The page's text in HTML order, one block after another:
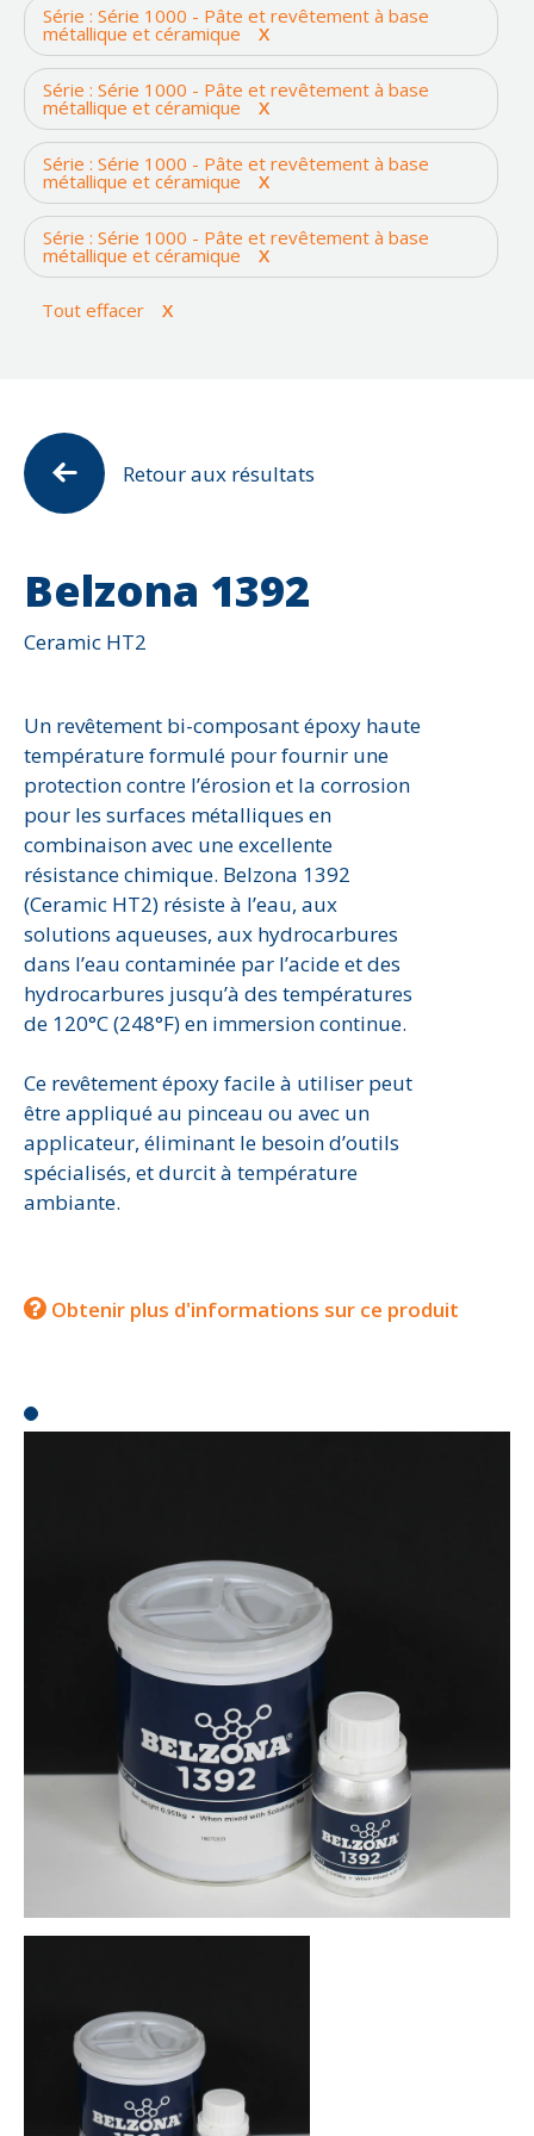
Éolienne
Équipements électriques
Machineries lourdes
Navires et structures maritimes
Pompes
Réservoirs
Rouleau de traction
Corrosion
Érosion
Fissure ou fuite
Impact
Joints d'expansion
Reconstruction du béton
Trou
Antidérapant
Attaques chimiques
Cavitation
Corrosion
Dommages environnementaux
Eau potable
érosion
étanchéité et imperméabilisation
Impact
Série 2000 - Pâte et revêtement à base
Série 3000 - Membranes
Série 4000 - Réparation des bétons et
Série 5000 et 6000 - Protection contre la
Série 7000 - Matériau composite de calage
Solutions Diverses
Série : Série 1000 - Pâte et revêtement à base
métallique et céramique X
Série : Série 1000 - Pâte et revêtement à base
métallique et céramique X
Série : Série 1000 - Pâte et revêtement à base
métallique et céramique X
Série : Série 1000 - Pâte et revêtement à base
métallique et céramique X
Tout effacer X
Retour aux résultats
Belzona 1392
Ceramic HT2
Un revêtement bi-composant époxy haute
température formulé pour fournir une
protection contre l’érosion et la corrosion
pour les surfaces métalliques en
combinaison avec une excellente
résistance chimique. Belzona 1392
(Ceramic HT2) résiste à l’eau, aux
solutions aqueuses, aux hydrocarbures
dans l’eau contaminée par l’acide et des
hydrocarbures jusqu’à des températures
de 120°C (248°F) en immersion continue.
Ce revêtement époxy facile à utiliser peut
être appliqué au pinceau ou avec un
applicateur, éliminant le besoin d’outils
spécialisés, et durcit à température
ambiante.
Obtenir plus d'informations sur ce produit